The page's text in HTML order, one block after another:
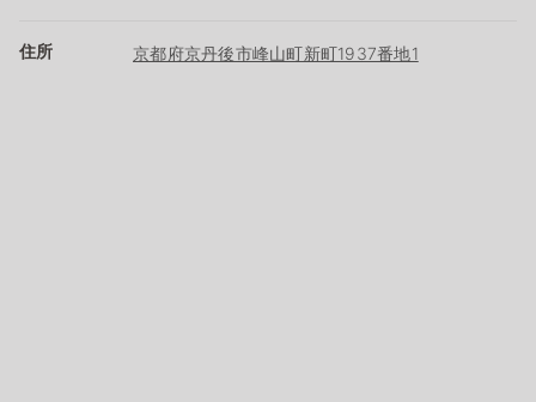
住所 京都府京丹後市峰山町新町1937番地1